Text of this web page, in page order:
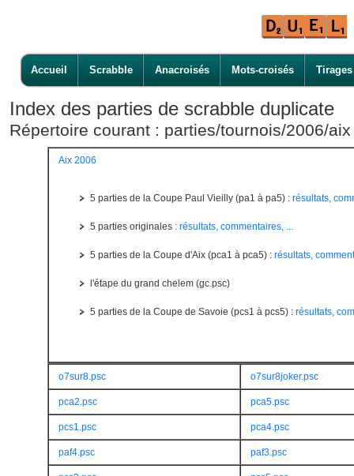
Accueil Scrabble Anacroisés Mots-croisés Tirages
Index des parties de scrabble duplicate
Répertoire courant : parties/tournois/2006/aix
Aix 2006
5 parties de la Coupe Paul Vieilly (pa1 à pa5) : résultats,
5 parties originales : résultats, commentaires, ...
5 parties de la Coupe d'Aix (pca1 à pca5) : résultats,
l'étape du grand chelem (gc.psc)
5 parties de la Coupe de Savoie (pcs1 à pcs5) : résultats,
o7sur8.psc o7sur8joker.psc
pca2.psc pca5.psc
pcs1.psc pca4.psc
paf4.psc paf3.psc